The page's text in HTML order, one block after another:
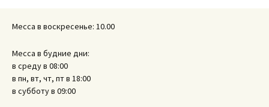
Месса в воскресенье: 10.00
Месса в будние дни:
в среду в 08:00
в пн, вт, чт, пт в 18:00
в субботу в 09:00